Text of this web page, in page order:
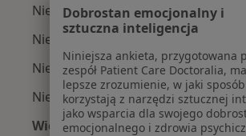
Niedoczynność tarczycy w
Niedoczynność tarczycy w Szubinie
Niedoczynność tarczycy w Osielsku
Niedoczynność tarczycy w Świeciu
Więcej (9)
Dobrostan emocjonalny i
sztuczna inteligencja
Niniejsza ankieta, przygotowana
zespół Patient Care Doctoralia,
lepsze zrozumienie, w jaki
korzystają z narzędzi sztucznej
jako wsparcia dla swojego
emocjonalnego i zdrowia